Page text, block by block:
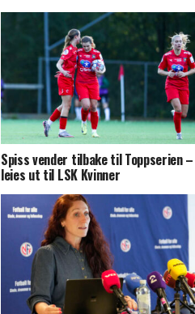
Spiss vender tilbake til Toppserien –
leies ut til LSK Kvinner